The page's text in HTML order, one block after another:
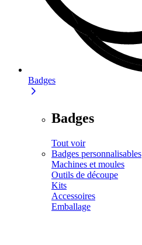
Badges
Badges
Tout voir
Badges personnalisables
Machines et moules
Outils de découpe
Kits
Accessoires
Emballage